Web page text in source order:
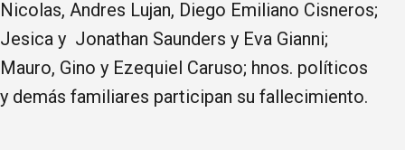
Nicolas, Andres Lujan, Diego Emiliano Cisneros;
Jesica y Jonathan Saunders y Eva Gianni;
Mauro, Gino y Ezequiel Caruso; hnos. políticos
y demás familiares participan su fallecimiento.